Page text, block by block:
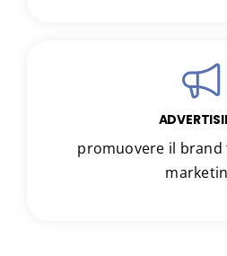
promuovere il